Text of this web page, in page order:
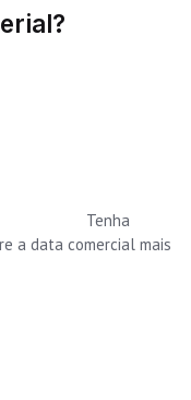
Tenha
a data comercial mais